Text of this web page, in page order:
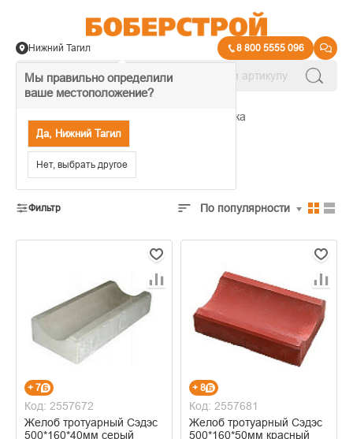
Мы правильно определили
ваше местоположение?
Да, Нижний Тагил
Нет, выбрать другое
Нижний Тагил 8 800 5555 096
Система отведения воды с участка
Желоб тротуарный
Фильтр По популярности
+ 7
Код: 2557672
Желоб тротуарный Сэдэс
500*160*40мм серый
+ 8
Код: 2557681
Желоб тротуарный Сэдэс
500*160*50мм красный